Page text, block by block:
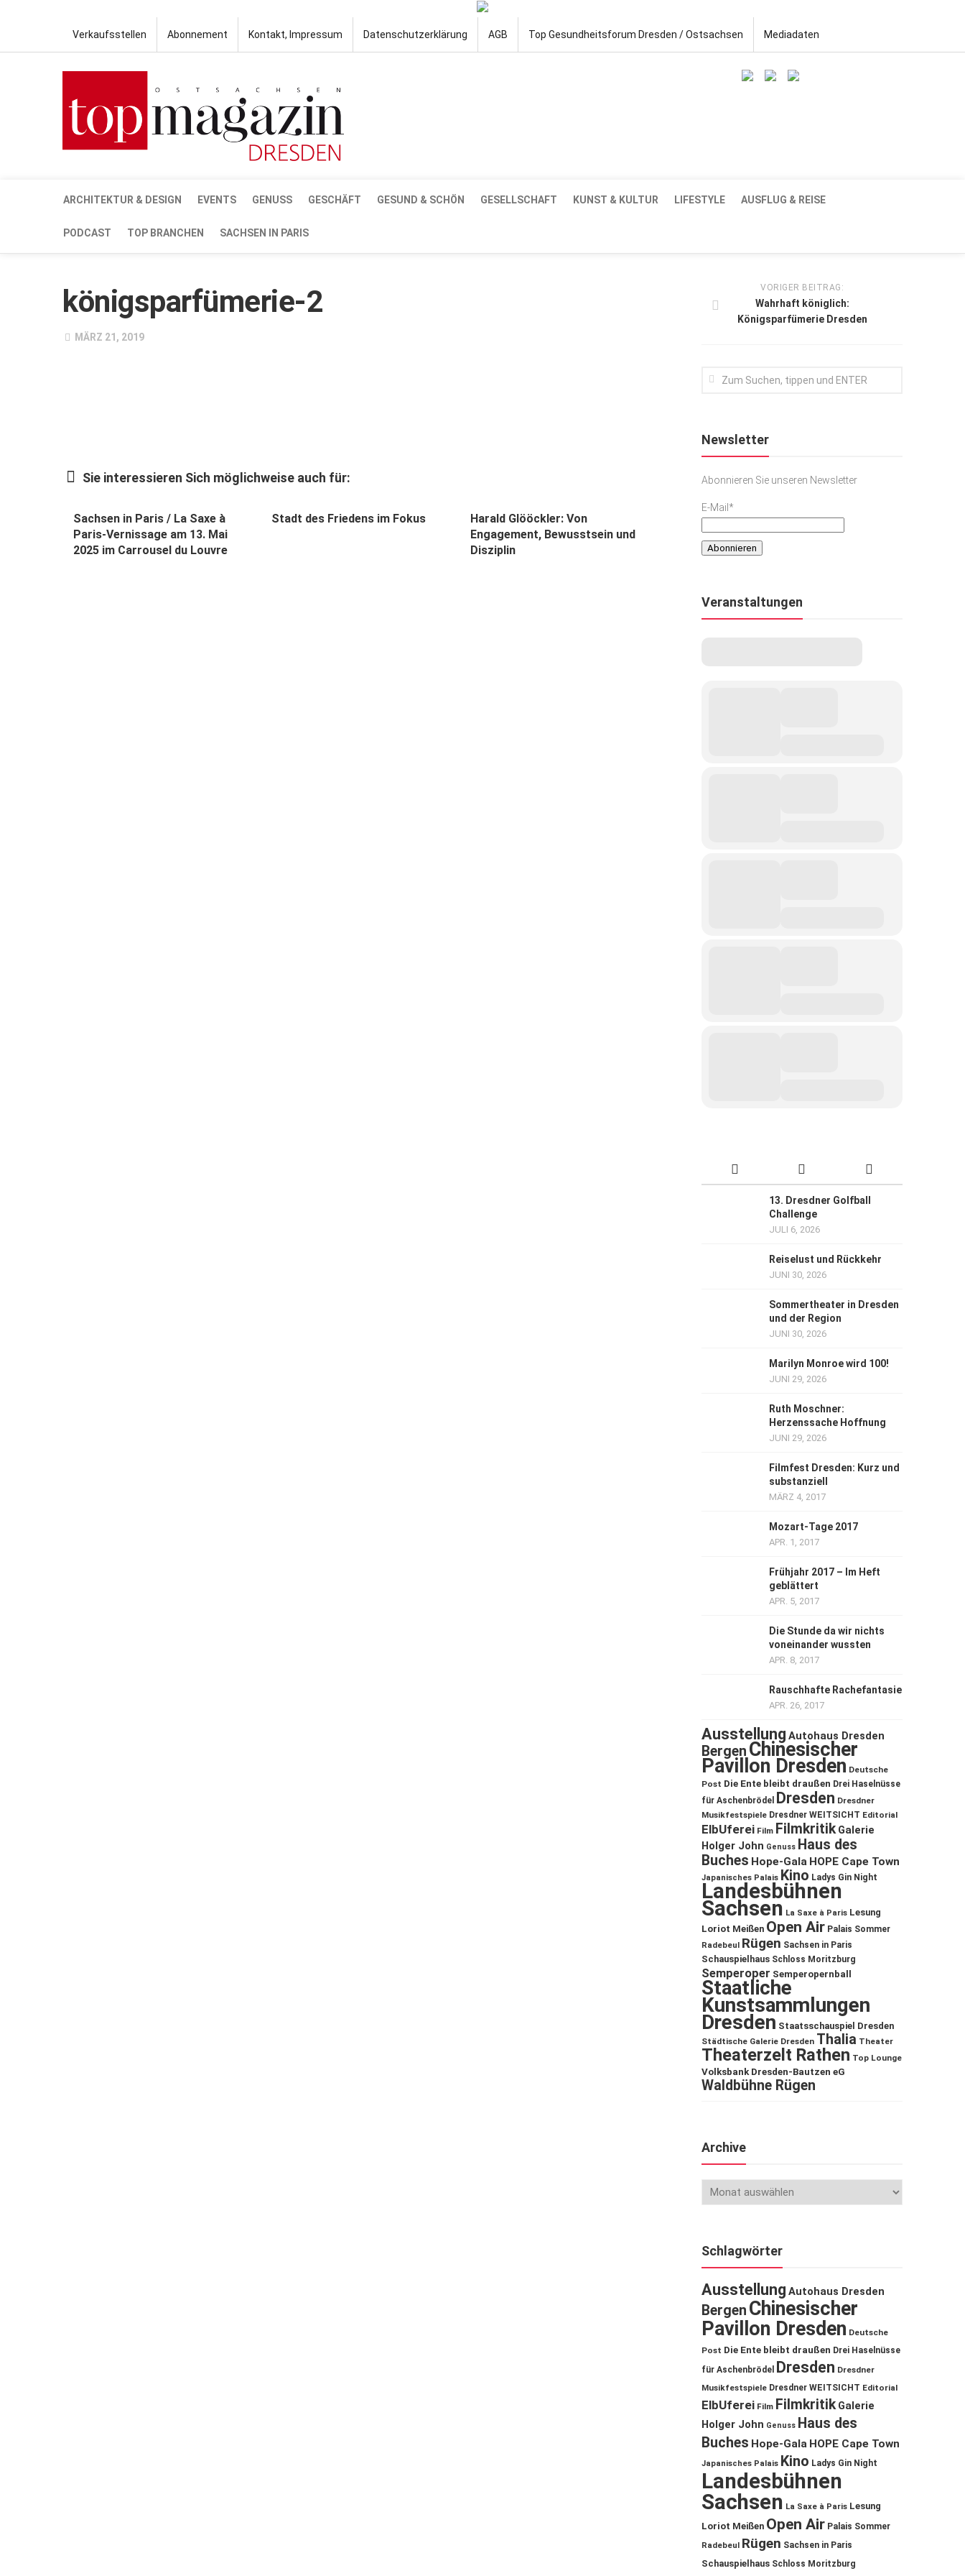
Verkaufsstellen Abonnement Kontakt, Impressum Datenschutzerklärung AGB Top Gesundheitsforum Dresden / Ostsachsen Mediadaten
ARCHITEKTUR & DESIGN EVENTS GENUSS GESCHÄFT GESUND & SCHÖN GESELLSCHAFT KUNST & KULTUR LIFESTYLE AUSFLUG & REISE
PODCAST TOP BRANCHEN SACHSEN IN PARIS
königsparfümerie-2
MÄRZ 21, 2019
Sie interessieren Sich möglichweise auch für:
Sachsen in Paris / La Saxe à
Paris-Vernissage am 13. Mai
2025 im Carrousel du Louvre
Stadt des Friedens im Fokus
Harald Glööckler: Von
Engagement, Bewusstsein und
Disziplin
VORIGER BEITRAG:
Wahrhaft königlich:
Königsparfümerie Dresden
Newsletter
Abonnieren Sie unseren Newsletter
E-Mail*
Veranstaltungen
13. Dresdner Golfball
Challenge
JULI 6, 2026
Reiselust und Rückkehr
JUNI 30, 2026
Sommertheater in Dresden
und der Region
JUNI 30, 2026
Marilyn Monroe wird 100!
JUNI 29, 2026
Ruth Moschner:
Herzenssache Hoffnung
JUNI 29, 2026
Filmfest Dresden: Kurz und
substanziell
MÄRZ 4, 2017
Mozart-Tage 2017
APR. 1, 2017
Frühjahr 2017 – Im Heft
geblättert
APR. 5, 2017
Die Stunde da wir nichts
voneinander wussten
APR. 8, 2017
Rauschhafte Rachefantasie
APR. 26, 2017
Ausstellung Autohaus Dresden
Bergen Chinesischer
Pavillon Dresden Deutsche
Post Die Ente bleibt draußen Drei Haselnüsse
für Aschenbrödel
Dresden Dresdner
Musikfestspiele Dresdner WEITSICHT Editorial
ElbUferei Film Filmkritik Galerie
Holger John Genuss Haus des
Buches Hope-Gala HOPE Cape Town
Japanisches Palais Kino Ladys Gin Night
Landesbühnen
Sachsen La Saxe à Paris Lesung
Loriot Meißen Open Air Palais Sommer
Radebeul Rügen Sachsen in Paris
Schauspielhaus Schloss Moritzburg
Semperoper Semperopernball
Staatliche
Kunstsammlungen
Dresden Staatsschauspiel Dresden
Städtische Galerie Dresden Thalia Theater
Theaterzelt Rathen Top Lounge
Volksbank Dresden-Bautzen eG
Waldbühne Rügen
Archive
Schlagwörter
Ausstellung Autohaus Dresden
Bergen Chinesischer
Pavillon Dresden Deutsche
Post Die Ente bleibt draußen Drei Haselnüsse
für Aschenbrödel
Dresden Dresdner
Musikfestspiele Dresdner WEITSICHT Editorial
ElbUferei Film Filmkritik Galerie
Holger John Genuss Haus des
Buches Hope-Gala HOPE Cape Town
Japanisches Palais Kino Ladys Gin Night
Landesbühnen
Sachsen La Saxe à Paris Lesung
Loriot Meißen Open Air Palais Sommer
Radebeul Rügen Sachsen in Paris
Schauspielhaus Schloss Moritzburg